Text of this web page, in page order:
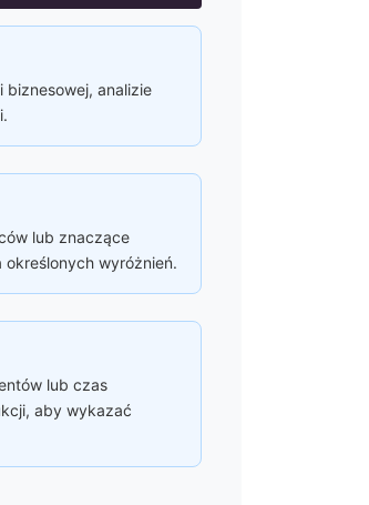
biznesowej, analizie
lub znaczące
wyróżnień.
lub czas
aby wykazać